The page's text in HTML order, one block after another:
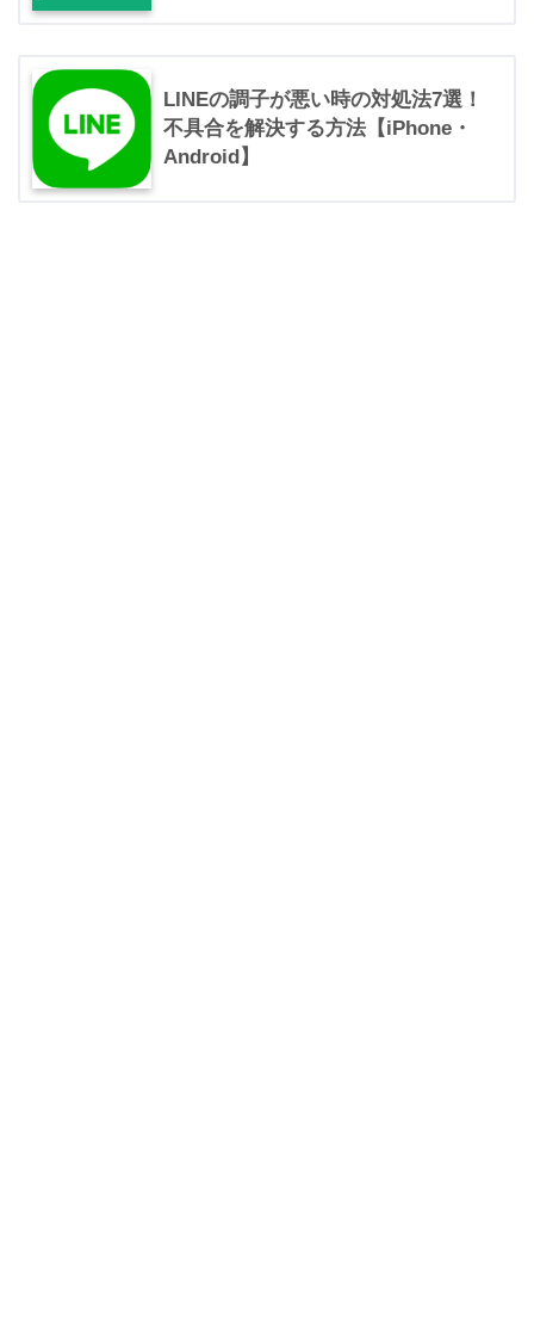
LINEの調子が悪い時の対処法7選！
不具合を解決する方法【iPhone・
Android】